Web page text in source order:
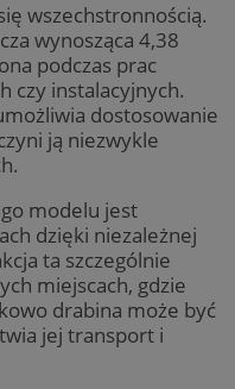
wszechstronnością.
wynosząca 4,38
podczas prac
czy instalacyjnych.
dostosowanie
ją niezwykle
modelu jest
dzięki niezależnej
ta szczególnie
miejscach, gdzie
drabina może być
jej transport i